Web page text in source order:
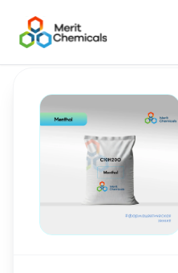
Назад в каталог